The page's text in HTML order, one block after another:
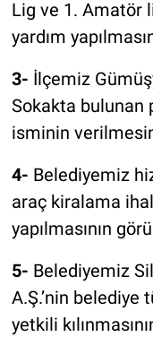
Lig ve 1. Amatör
yardım
3- İlçemiz
Sokakta bulunan
isminin
4- Belediyemiz
araç kiralama
yapılmasının
5- Belediyemiz
A.Ş.’nin belediye
yetkili